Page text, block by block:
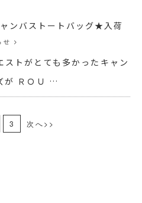
ンバストートバッグ★入荷
せ >
ストがとても多かったキャン
が ＲＯＵ …
3 次へ>>